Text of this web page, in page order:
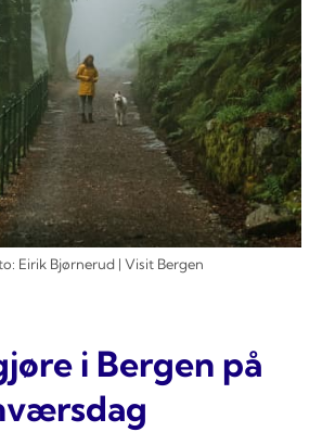
Eirik Bjørnerud | Visit Bergen
i Bergen på